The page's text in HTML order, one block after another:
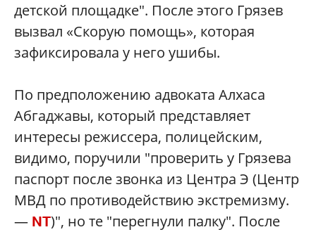
детской площадке". После этого Грязев
вызвал «Скорую помощь», которая
зафиксировала у него ушибы.
По предположению адвоката Алхаса
Абгаджавы, который представляет
интересы режиссера, полицейским,
видимо, поручили "проверить у Грязева
паспорт после звонка из Центра Э (Центр
МВД по противодействию экстремизму.
— NT)", но те "перегнули палку". После